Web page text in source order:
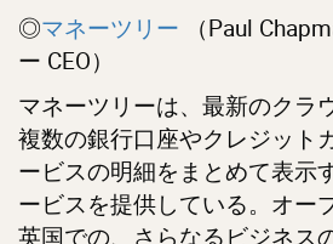
◎マネーツリー （Paul
ー CEO）
マネーツリーは、最新のクラ
複数の銀行口座やクレジット
ービスの明細をまとめて表示
ービスを提供している。オー
英国での、さらなるビジネス